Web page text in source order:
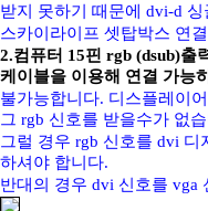
받지 못하기 때문에 dvi-d
스카이라이프 셋탑박스 연
2.컴퓨터 15핀 rgb (dsub)출
케이블을 이용해 연결 가능
불가능합니다. 디스플레이
그 rgb 신호를 받을수가 없
그럴 경우 rgb 신호를 dvi
하셔야 합니다.
반대의 경우 dvi 신호를 vga